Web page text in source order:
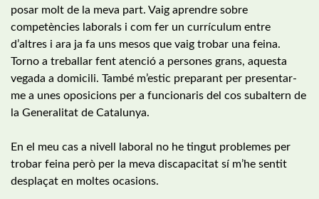
posar molt de la meva part. Vaig aprendre sobre
competències laborals i com fer un currículum entre
d’altres i ara ja fa uns mesos que vaig trobar una feina.
Torno a treballar fent atenció a persones grans, aquesta
vegada a domicili. També m’estic preparant per presentar-
me a unes oposicions per a funcionaris del cos subaltern de
la Generalitat de Catalunya.
En el meu cas a nivell laboral no he tingut problemes per
trobar feina però per la meva discapacitat sí m’he sentit
desplaçat en moltes ocasions.